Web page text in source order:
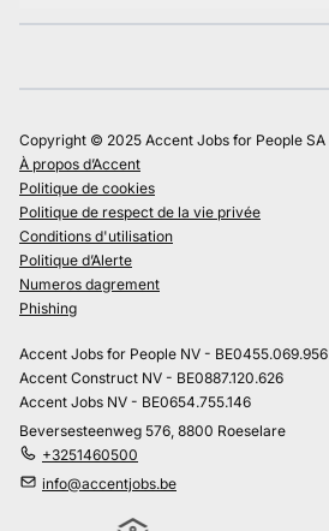
Copyright © 2025 Accent Jobs for People SA
À propos d’Accent
Politique de cookies
Politique de respect de la vie privée
Conditions d'utilisation
Politique d’Alerte
Numeros dagrement
Phishing
Accent Jobs for People NV - BE0455.069.956
Accent Construct NV - BE0887.120.626
Accent Jobs NV - BE0654.755.146
Beversesteenweg 576, 8800 Roeselare
+3251460500
info@accentjobs.be